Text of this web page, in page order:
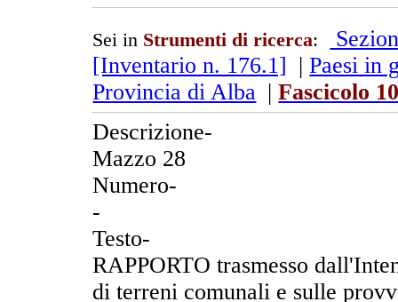
Sei in Strumenti di ricerca:
[Inventario n. 176.1] |Paesi in
Provincia di Alba |Fascicolo
Descrizione-
Mazzo 28
Numero-
-
Testo-
RAPPORTO trasmesso
di terreni comunali e sulle